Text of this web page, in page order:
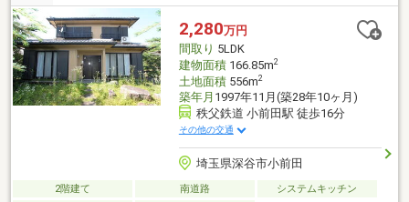
2,280万円
間取り 5LDK
建物面積166.85m2
土地面積556m2
築年月 1997年11月(築28年10ヶ月)
秩父鉄道 小前田駅 徒歩16分
その他の交通
埼玉県深谷市小前田
2階建て 南道路 システムキッチン